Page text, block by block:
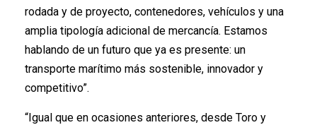
rodada y de proyecto, contenedores, vehículos y una
amplia tipología adicional de mercancía. Estamos
hablando de un futuro que ya es presente: un
transporte marítimo más sostenible, innovador y
competitivo”.
“Igual que en ocasiones anteriores, desde Toro y